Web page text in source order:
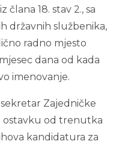
člana 18. stav 2., sa
državnih službenika,
radno mjesto
dana od kada
imenovanje.
Zajedničke
ostavku od trenutka
kandidatura za